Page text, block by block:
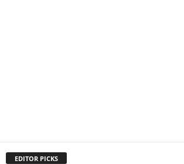
EDITOR PICKS